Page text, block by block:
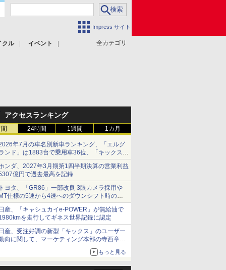
Impress サイト
全カテゴリ
クル
イベント
アクセスランキング
24時間 1週間 1カ月
年7月の車名別新車ランキング、「エルグ
ンド」は1883台で乗用車36位、「キックス」
2591台で27位に
ンダ、2027年3月期第1四半期決算の営業利益
億円で過去最高を記録
トヨタ、「GR86」一部改良 3眼カメラ採用や
MT仕様の5速から4速へのダウンシフト時の操
性向上など
日産、「キャシュカイe-POWER」が無給油で
を走行してギネス世界記録に認定
日産、受注好調の新型「キックス」のユーザー
向に関して、マーケティング本部の寺西章氏
もっと見る